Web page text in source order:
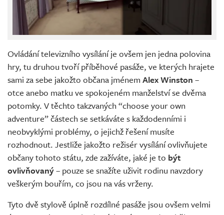
Ovládání televizního vysílání je ovšem jen jedna polovina
hry, tu druhou tvoří příběhové pasáže, ve kterých hrajete
sami za sebe jakožto občana jménem Alex Winston –
otce anebo matku ve spokojeném manželství se dvěma
potomky. V těchto takzvaných “choose your own
adventure” částech se setkáváte s každodenními i
neobvyklými problémy, o jejichž řešení musíte
rozhodnout. Jestliže jakožto režisér vysílání ovlivňujete
občany tohoto státu, zde zažíváte, jaké je to být
ovlivňovaný– pouze se snažíte uživit rodinu navzdory
veškerým bouřím, co jsou na vás vrženy.
Tyto dvě stylově úplně rozdílné pasáže jsou ovšem velmi